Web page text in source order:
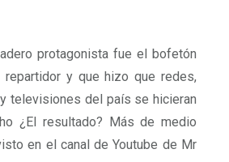
protagonista fue el bofetón
y que hizo que redes,
televisiones del país se hicieran
¿El resultado? Más de medio
en el canal de Youtube de Mr